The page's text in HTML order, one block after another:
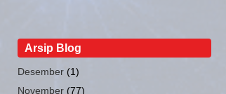
Arsip Blog
Desember(1)
November(77)